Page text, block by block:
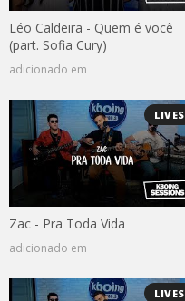
Léo Caldeira - Quem é você
(part. Sofia Cury)
adicionado em
LIVES
Zac - Pra Toda Vida
adicionado em
LIVES